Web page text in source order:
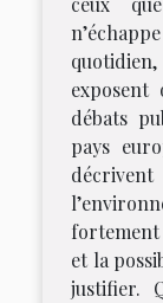
débats
pays
fortement
et la
justifier.